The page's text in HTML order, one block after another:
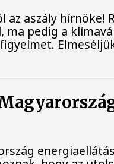
az aszály hírnöke!
ma pedig a